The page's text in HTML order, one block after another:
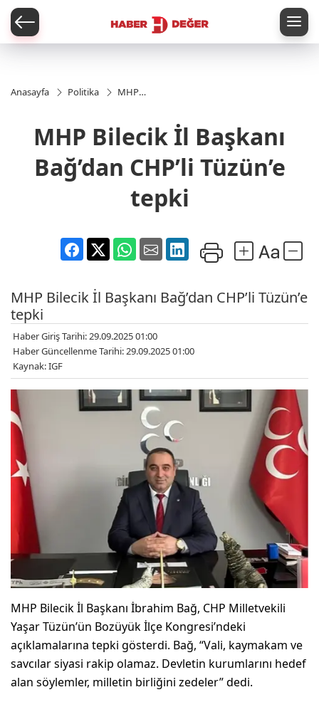
Anasayfa Politika
MHP
Bağ’dan
CHP’li
tepki
MHP Bilecik İl Başkanı
Bağ’dan CHP’li Tüzün’e
tepki
MHP Bilecik İl Başkanı Bağ’dan CHP’li Tüzün’e
tepki
Haber Giriş Tarihi: 29.09.2025 01:00
Haber Güncellenme Tarihi: 29.09.2025 01:00
Kaynak: IGF
MHP Bilecik İl Başkanı İbrahim Bağ, CHP Milletvekili
Yaşar Tüzün’ün Bozüyük İlçe Kongresi’ndeki
açıklamalarına tepki gösterdi. Bağ, “Vali, kaymakam ve
savcılar siyasi rakip olamaz. Devletin kurumlarını hedef
alan söylemler, milletin birliğini zedeler” dedi.